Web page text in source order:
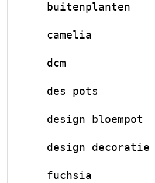
buitenplanten
camelia
dcm
des pots
design bloempot
design decoratie
fuchsia